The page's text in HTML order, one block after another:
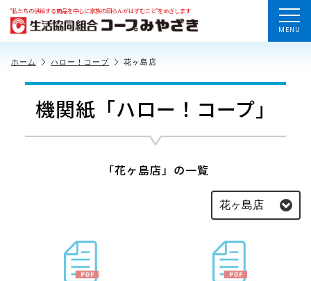
“私たちの供給する商品を中心に家族の団らんがはずむこと”をめざします
MENU
ホーム ハロー！コープ 花ヶ島店
機関紙「ハロー！コープ」
「花ヶ島店」の一覧